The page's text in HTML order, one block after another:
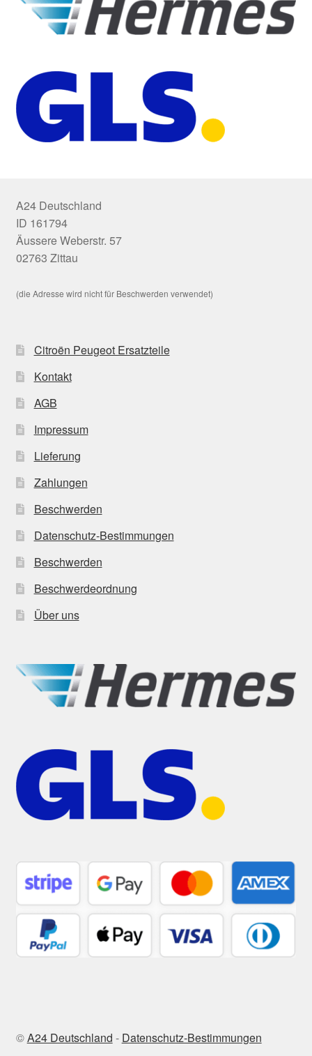
A24 Deutschland
ID 161794
Äussere Weberstr. 57
02763 Zittau
(die Adresse wird nicht für Beschwerden verwendet)
Citroën Peugeot Ersatzteile
Kontakt
AGB
Impressum
Lieferung
Zahlungen
Beschwerden
Datenschutz-Bestimmungen
Beschwerden
Beschwerdeordnung
Über uns
©A24 Deutschland - Datenschutz-Bestimmungen